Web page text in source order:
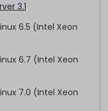
3.1
6.5 (Intel Xeon
6.7 (Intel Xeon
7.0 (Intel Xeon